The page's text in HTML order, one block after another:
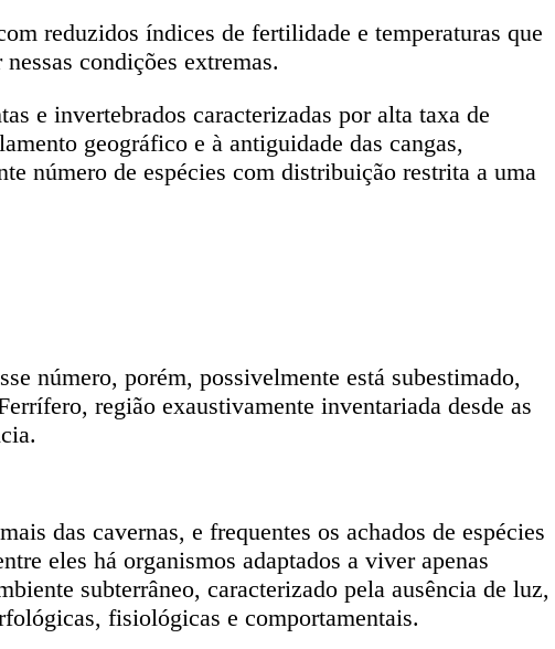
reduzidos índices de fertilidade e temperaturas que
condições extremas.
e invertebrados caracterizadas por alta taxa de
geográfico e à antiguidade das cangas,
número de espécies com distribuição restrita a uma
número, porém, possivelmente está subestimado,
região exaustivamente inventariada desde as
das cavernas, e frequentes os achados de espécies
eles há organismos adaptados a viver apenas
subterrâneo, caracterizado pela ausência de luz,
fisiológicas e comportamentais.